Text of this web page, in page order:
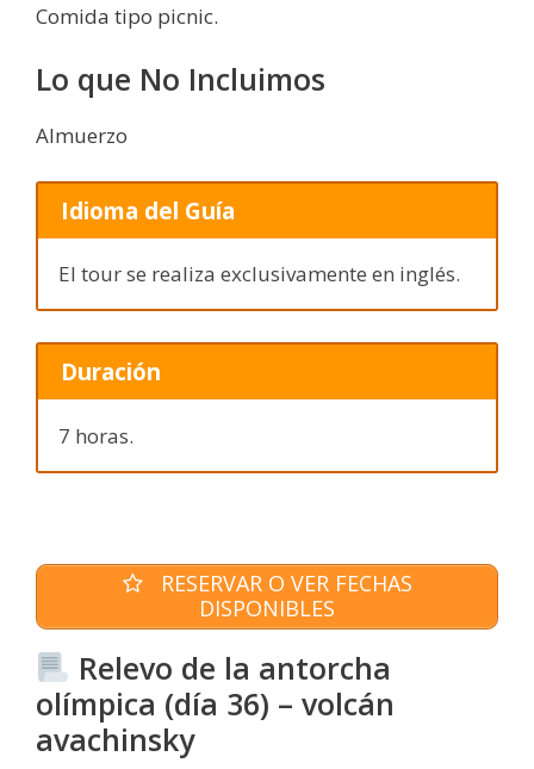
Comida tipo picnic.
Lo que No Incluimos
Almuerzo
Idioma del Guía
El tour se realiza exclusivamente en inglés.
Duración
7 horas.
RESERVAR O VER FECHAS
DISPONIBLES
Relevo de la antorcha
olímpica (día 36) – volcán
avachinsky